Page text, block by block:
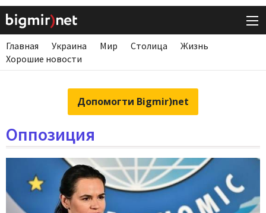
Главная Украина Мир Столица
Жизнь
Хорошие новости
Допомогти Bigmir)net
Оппозиция